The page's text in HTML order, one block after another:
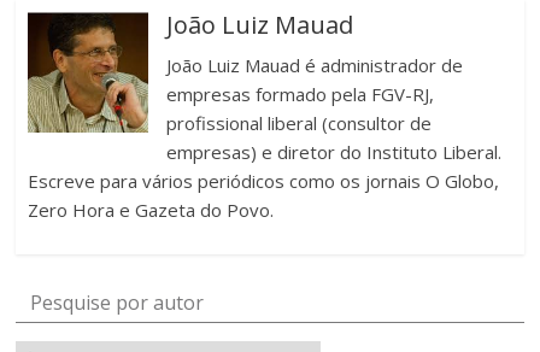
João Luiz Mauad
João Luiz Mauad é administrador de
empresas formado pela FGV-RJ,
profissional liberal (consultor de
empresas) e diretor do Instituto Liberal.
Escreve para vários periódicos como os jornais O Globo,
Zero Hora e Gazeta do Povo.
Pesquise por autor